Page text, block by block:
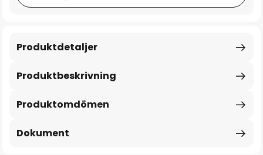
Produktbeskrivning
Produktdetaljer
Produktomdömen
Dokument